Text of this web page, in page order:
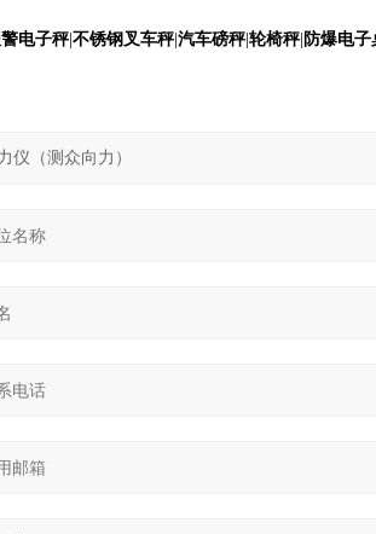
电子秤|不锈钢叉车秤|汽车磅秤|轮椅秤| 防爆电子